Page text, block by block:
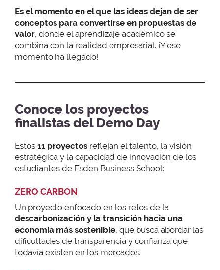
Es el momento en el que las ideas dejan de ser
conceptos para convertirse en propuestas de
valor , donde el aprendizaje académico se
combina con la realidad empresarial. ¡Y ese
momento ha llegado!
Conoce los proyectos
finalistas del Demo Day
Estos 11 proyectos reflejan el talento, la visión
estratégica y la capacidad de innovación de los
estudiantes de Esden Business School:
ZERO CARBON
Un proyecto enfocado en los retos de la
descarbonización y la transición hacia una
economía más sostenible, que busca abordar las
dificultades de transparencia y confianza que
todavía existen en los mercados.